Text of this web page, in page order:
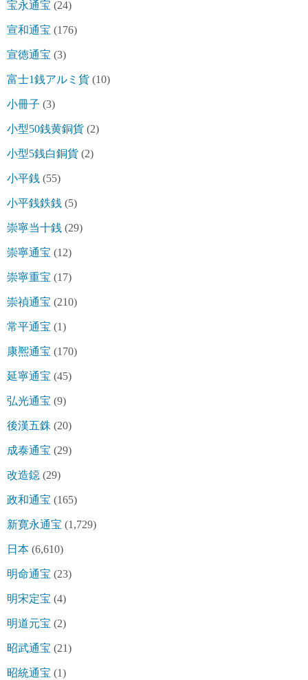
宝永通宝 (24)
宣和通宝 (176)
宣徳通宝 (3)
富士1銭アルミ貨 (10)
小冊子 (3)
小型50銭黄銅貨 (2)
小型5銭白銅貨 (2)
小平銭 (55)
小平銭鉄銭 (5)
崇寧当十銭 (29)
崇寧通宝 (12)
崇寧重宝 (17)
崇禎通宝 (210)
常平通宝 (1)
康熈通宝 (170)
延寧通宝 (45)
弘光通宝 (9)
後漢五銖 (20)
成泰通宝 (29)
改造鐚 (29)
政和通宝 (165)
新寛永通宝 (1,729)
日本 (6,610)
明命通宝 (23)
明宋定宝 (4)
明道元宝 (2)
昭武通宝 (21)
昭統通宝 (1)